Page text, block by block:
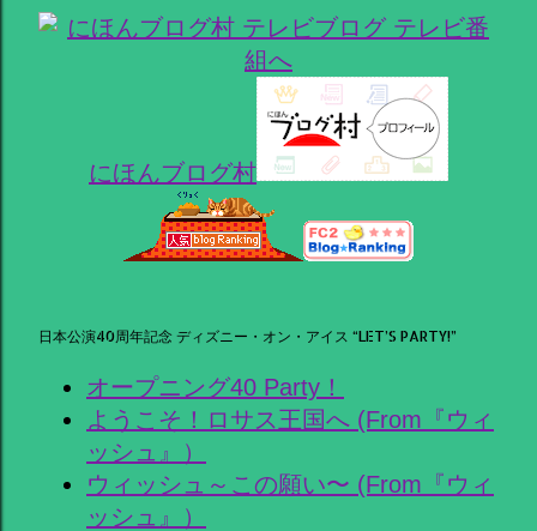
にほんブログ村
日本公演40周年記念 ディズニー・オン・アイス “LET’S PARTY!”
オープニング40 Party！
ようこそ！ロサス王国へ (From『ウィ
ッシュ』）
ウィッシュ～この願い〜 (From『ウィ
ッシュ』）